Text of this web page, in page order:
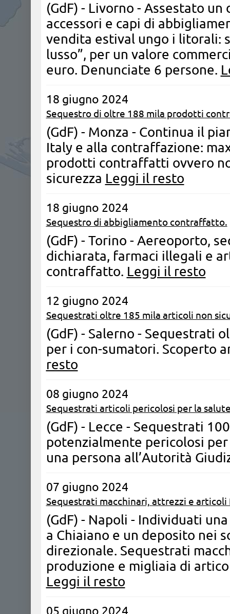
(GdF) - Livorno - Assestato
accessori e capi di
vendita estival ungo i litorali:
lusso”, per un valore
euro. Denunciate 6 persone.
18 giugno 2024
Sequestro di oltre 188 mila prodotti
(GdF) - Monza - Continua il
Italy e alla contraffazione:
prodotti contraffatti ovvero
sicurezza Leggi il resto
18 giugno 2024
Sequestro di abbigliamento contraffatto.
(GdF) - Torino - Aereoporto,
dichiarata, farmaci illegali e
contraffatto. Leggi il resto
12 giugno 2024
Sequestrati oltre 185 mila articoli non
(GdF) - Salerno - Sequestrati
per i con-sumatori. Scoperto
resto
08 giugno 2024
Sequestrati articoli pericolosi per la
(GdF) - Lecce - Sequestrati
potenzialmente pericolosi
una persona all’Autorità
07 giugno 2024
Sequestrati macchinari, attrezzi e articoli
(GdF) - Napoli - Individuati
a Chiaiano e un deposito nei
direzionale. Sequestrati
produzione e migliaia di
Leggi il resto
05 giugno 2024